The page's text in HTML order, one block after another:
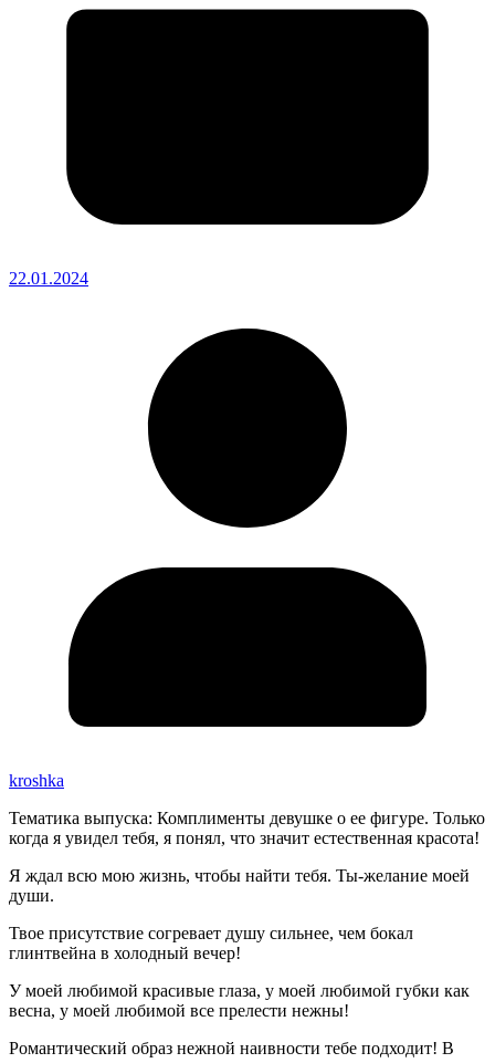
22.01.2024
kroshka
Тематика выпуска: Комплименты девушке о ее фигуре. Только
когда я увидел тебя, я понял, что значит естественная красота!
Я ждал всю мою жизнь, чтобы найти тебя. Ты-желание моей
души.
Твое присутствие согревает душу сильнее, чем бокал
глинтвейна в холодный вечер!
У моей любимой красивые глаза, у моей любимой губки как
весна, у моей любимой все прелести нежны!
Романтический образ нежной наивности тебе подходит! В